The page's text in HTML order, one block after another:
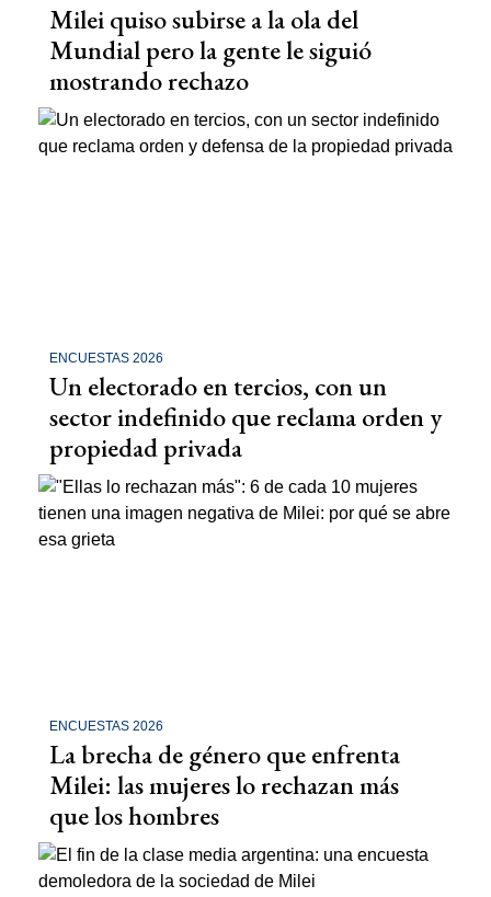
Milei quiso subirse a la ola del
Mundial pero la gente le siguió
mostrando rechazo
ENCUESTAS 2026
Un electorado en tercios, con un
sector indefinido que reclama orden y
propiedad privada
ENCUESTAS 2026
La brecha de género que enfrenta
Milei: las mujeres lo rechazan más
que los hombres